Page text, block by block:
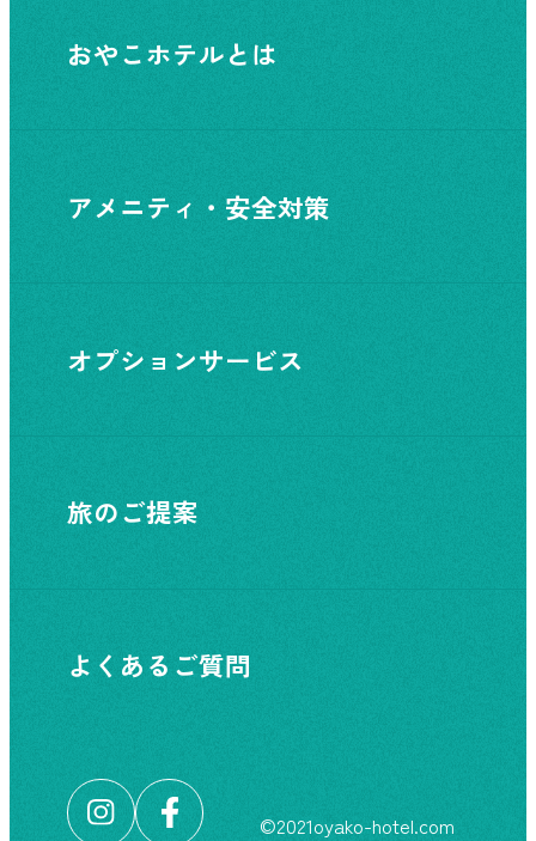
おやこホテルとは
アメニティ・安全対策
オプションサービス
旅のご提案
よくあるご質問
©︎2021oyako-hotel.com